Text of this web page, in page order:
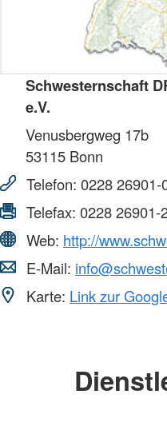
Schwesternschaft
e.V.
Venusbergweg 17b
53115 Bonn
Telefon: 0228 26901-
Telefax: 0228 26901-
Web: http://
E-Mail:
Karte: Link zur